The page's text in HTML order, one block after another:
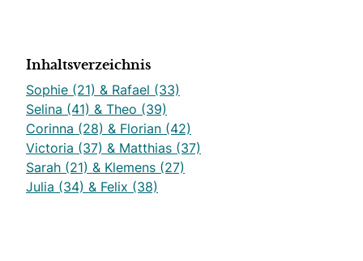
Inhaltsverzeichnis
Sophie (21) & Rafael (33)
Selina (41) & Theo (39)
Corinna (28) & Florian (42)
Victoria (37) & Matthias (37)
Sarah (21) & Klemens (27)
Julia (34) & Felix (38)